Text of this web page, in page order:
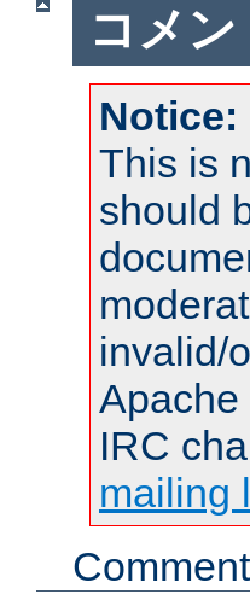
コメン
Notice:
This is
should
invalid/
Apache
IRC
mailing